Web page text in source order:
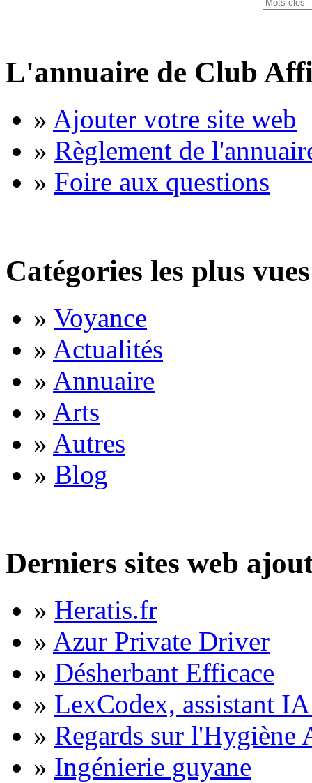
L'annuaire de Club
» Ajouter votre site web
» Règlement de
» Foire aux questions
Catégories les plus vues
» Voyance
» Actualités
» Annuaire
» Arts
» Autres
» Blog
Derniers sites web
» Heratis.fr
» Azur Private Driver
» Désherbant Efficace
» LexCodex, assistant
» Regards sur l'Hygiène
» Ingénierie guyane